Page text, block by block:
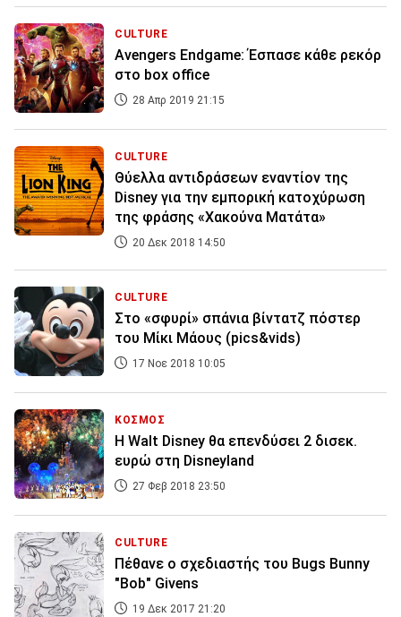
CULTURE
Avengers Endgame: Έσπασε κάθε ρεκόρ
στο box office
28 Απρ 2019 21:15
CULTURE
Θύελλα αντιδράσεων εναντίον της
Disney για την εμπορική κατοχύρωση
της φράσης «Χακούνα Ματάτα»
20 Δεκ 2018 14:50
CULTURE
Στο «σφυρί» σπάνια βίντατζ πόστερ
του Μίκι Μάους (pics&vids)
17 Νοε 2018 10:05
ΚΟΣΜΟΣ
Η Walt Disney θα επενδύσει 2 δισεκ.
ευρώ στη Disneyland
27 Φεβ 2018 23:50
CULTURE
Πέθανε ο σχεδιαστής του Bugs Bunny
"Bob" Givens
19 Δεκ 2017 21:20